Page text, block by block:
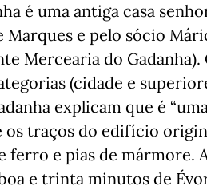
é uma antiga casa
Marques e pelo sócio
Mercearia do Gadanha).
(cidade e
explicam que é
os traços do edifício
ferro e pias de mármore.
e trinta minutos de